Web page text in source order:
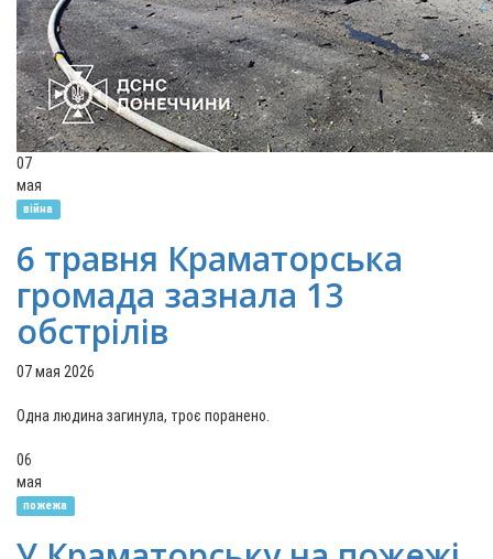
07
мая
війна
6 травня Краматорська
громада зазнала 13
обстрілів
07 мая 2026
Одна людина загинула, троє поранено.
06
мая
пожежа